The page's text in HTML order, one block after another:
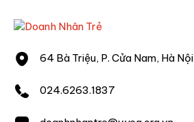
64 Bà Triệu, P. Cửa Nam, Hà Nội
024.6263.1837